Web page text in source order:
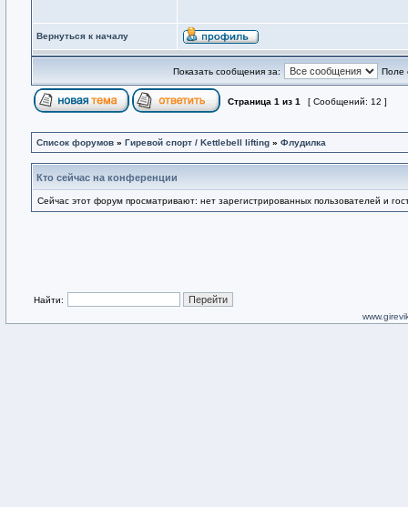
Вернуться к началу
Показать сообщения за: Поле
Страница 1 из 1 [ Сообщений: 12 ]
Список форумов » Гиревой спорт / Kettlebell lifting » Флудилка
Кто сейчас на конференции
Сейчас этот форум просматривают: нет зарегистрированных пользователей и
Найти: